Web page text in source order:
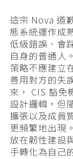
這宗 Nova 道
態系統運作成
低級錯誤、會
自身的普通人
策略不應建立
善用對方的失
來， CIS 豁免
設計邏輯，但
擴張以及成員
更頻繁地出現
放在韌性建設
手轉化為自己